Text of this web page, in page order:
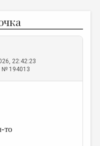
22:42:23
№ 194013
то